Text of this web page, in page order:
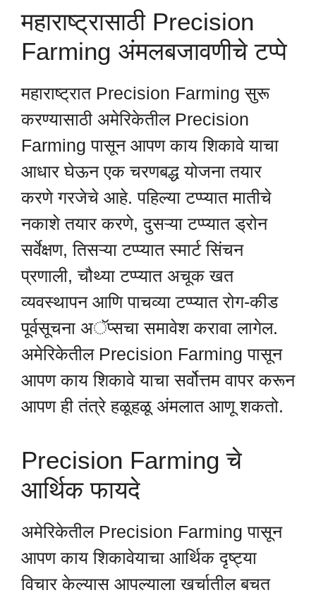
महाराष्ट्रासाठी Precision
Farming अंमलबजावणीचे टप्पे
महाराष्ट्रात Precision Farming सुरू
करण्यासाठी अमेरिकेतील Precision
Farming पासून आपण काय शिकावे याचा
आधार घेऊन एक चरणबद्ध योजना तयार
करणे गरजेचे आहे. पहिल्या टप्प्यात मातीचे
नकाशे तयार करणे, दुसऱ्या टप्प्यात ड्रोन
सर्वेक्षण, तिसऱ्या टप्प्यात स्मार्ट सिंचन
प्रणाली, चौथ्या टप्प्यात अचूक खत
व्यवस्थापन आणि पाचव्या टप्प्यात रोग-कीड
पूर्वसूचना अॅप्सचा समावेश करावा लागेल.
अमेरिकेतील Precision Farming पासून
आपण काय शिकावे याचा सर्वोत्तम वापर करून
आपण ही तंत्रे हळूहळू अंमलात आणू शकतो.
Precision Farming चे
आर्थिक फायदे
अमेरिकेतील Precision Farming पासून
आपण काय शिकावेयाचा आर्थिक दृष्ट्या
विचार केल्यास आपल्याला खर्चातील बचत